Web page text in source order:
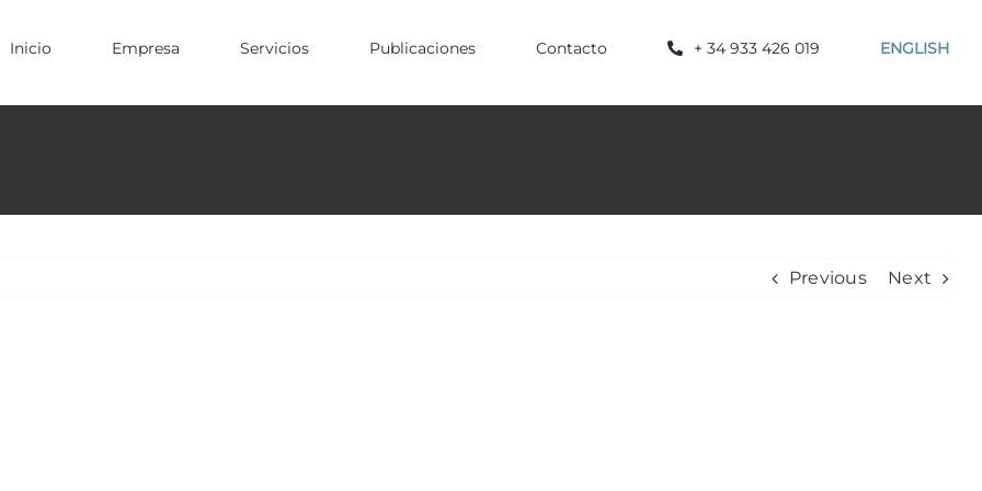
Inicio Empresa Servicios Publicaciones Contacto + 34 933 426 019 ENGLISH
Previous Next